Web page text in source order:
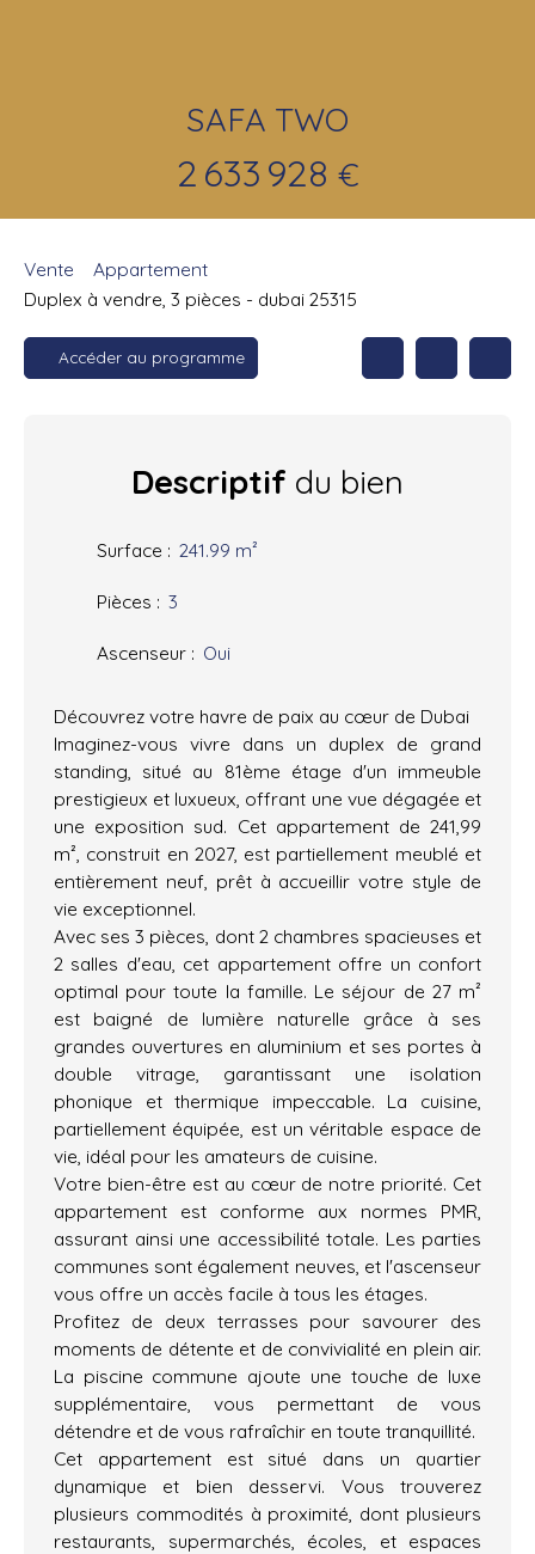
SAFA TWO
2 633 928 €
Vente
Appartement
Duplex à vendre, 3 pièces - dubai 25315
Accéder au programme
Descriptif du bien
Surface : 241.99 m²
Pièces : 3
Ascenseur : Oui
Découvrez votre havre de paix au cœur de Dubai
Imaginez-vous vivre dans un duplex de grand
standing, situé au 81ème étage d'un immeuble
prestigieux et luxueux, offrant une vue dégagée et
une exposition sud. Cet appartement de 241,99
m², construit en 2027, est partiellement meublé et
entièrement neuf, prêt à accueillir votre style de
vie exceptionnel.
Avec ses 3 pièces, dont 2 chambres spacieuses et
2 salles d'eau, cet appartement offre un confort
optimal pour toute la famille. Le séjour de 27 m²
est baigné de lumière naturelle grâce à ses
grandes ouvertures en aluminium et ses portes à
double vitrage, garantissant une isolation
phonique et thermique impeccable. La cuisine,
partiellement équipée, est un véritable espace de
vie, idéal pour les amateurs de cuisine.
Votre bien-être est au cœur de notre priorité. Cet
appartement est conforme aux normes PMR,
assurant ainsi une accessibilité totale. Les parties
communes sont également neuves, et l'ascenseur
vous offre un accès facile à tous les étages.
Profitez de deux terrasses pour savourer des
moments de détente et de convivialité en plein air.
La piscine commune ajoute une touche de luxe
supplémentaire, vous permettant de vous
détendre et de vous rafraîchir en toute tranquillité.
Cet appartement est situé dans un quartier
dynamique et bien desservi. Vous trouverez
plusieurs commodités à proximité, dont plusieurs
restaurants, supermarchés, écoles, et espaces